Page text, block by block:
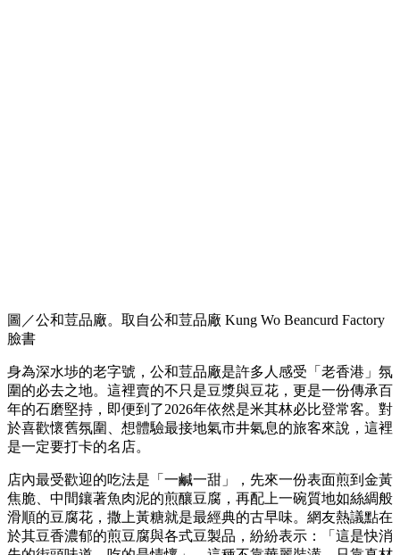
圖／公和荳品廠。取自公和荳品廠 Kung Wo Beancurd Factory
臉書
身為深水埗的老字號，公和荳品廠是許多人感受「老香港」氛
圍的必去之地。這裡賣的不只是豆漿與豆花，更是一份傳承百
年的石磨堅持，即便到了2026年依然是米其林必比登常客。對
於喜歡懷舊氛圍、想體驗最接地氣市井氣息的旅客來說，這裡
是一定要打卡的名店。
店內最受歡迎的吃法是「一鹹一甜」，先來一份表面煎到金黃
焦脆、中間鑲著魚肉泥的煎釀豆腐，再配上一碗質地如絲綢般
滑順的豆腐花，撒上黃糖就是最經典的古早味。網友熱議點在
於其豆香濃郁的煎豆腐與各式豆製品，紛紛表示：「這是快消